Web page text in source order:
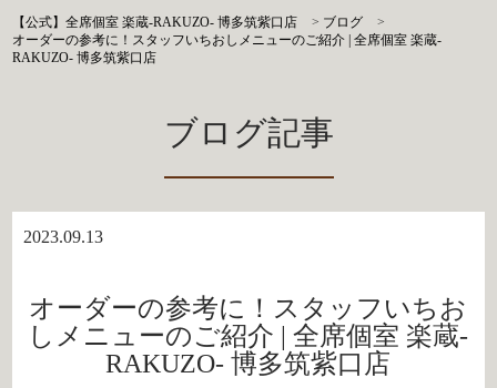
【公式】全席個室 楽蔵‐RAKUZO‐ 博多筑紫口店 > ブログ
>
オーダーの参考に！スタッフいちおしメニューのご紹介 | 全席個室 楽蔵‐
RAKUZO‐ 博多筑紫口店
ブログ記事
2023.09.13
オーダーの参考に！スタッフいちお
しメニューのご紹介 | 全席個室 楽蔵‐
RAKUZO‐ 博多筑紫口店